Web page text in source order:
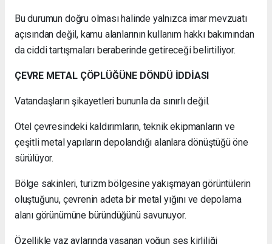
Bu durumun doğru olması halinde yalnızca imar mevzuatı
açısından değil, kamu alanlarının kullanım hakkı bakımından
da ciddi tartışmaları beraberinde getireceği belirtiliyor.
ÇEVRE METAL ÇÖPLÜĞÜNE DÖNDÜ İDDİASI
Vatandaşların şikayetleri bununla da sınırlı değil.
Otel çevresindeki kaldırımların, teknik ekipmanların ve
çeşitli metal yapıların depolandığı alanlara dönüştüğü öne
sürülüyor.
Bölge sakinleri, turizm bölgesine yakışmayan görüntülerin
oluştuğunu, çevrenin adeta bir metal yığını ve depolama
alanı görünümüne büründüğünü savunuyor.
Özellikle yaz aylarında yaşanan yoğun ses kirliliği